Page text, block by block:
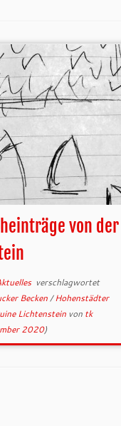
von der
verschlagwortet
Becken/Hohenstädter
Lichtenstein von tk
2020)